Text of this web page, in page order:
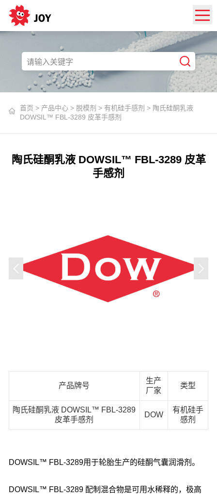
首页 > 产品中心> 脱模剂 > 有机硅手感剂 > 陶氏硅酮乳液
DOWSIL™ FBL-3289 皮革手感剂
陶氏硅酮乳液 DOWSIL™ FBL-3289 皮革
手感剂
产品牌号
生产
厂家
类型
陶氏硅酮乳液 DOWSIL™ FBL-3289
皮革手感剂
DOW
有机硅手
感剂
DOWSIL™ FBL-3289用于轮胎生产的硅酮气囊润滑剂。
DOWSIL™ FBL-3289 配制混合物是可用水稀释的，极高